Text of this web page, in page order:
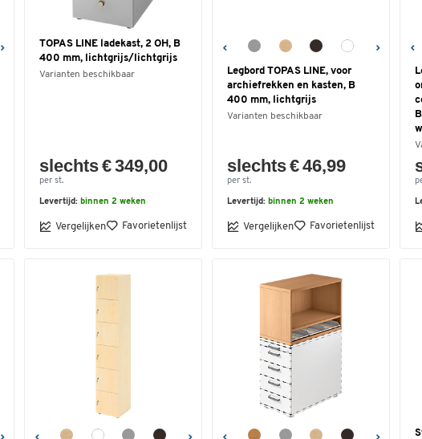
TOPAS LINE ladekast, 2 OH, B
400 mm, lichtgrijs/lichtgrijs
Varianten beschikbaar
slechts € 349,00
per st.
Levertijd: binnen 2 weken
Vergelijken Favorietenlijst
Legbord TOPAS LINE, voor
archiefrekken en kasten, B
400 mm, lichtgrijs
Varianten beschikbaar
slechts € 46,99
per st.
Levertijd: binnen 2 weken
Vergelijken Favorietenlijst